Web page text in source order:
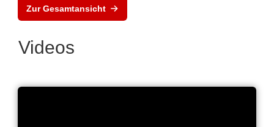
Zur Gesamtansicht
Videos